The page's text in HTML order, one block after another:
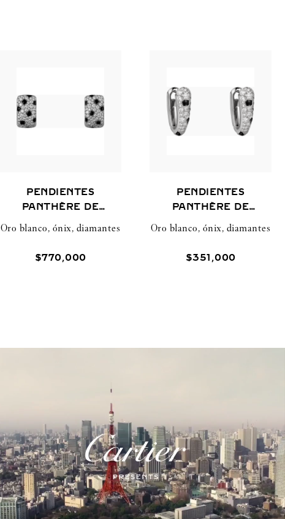
PENDIENTES
PANTHÈRE DE
CARTIER
Oro blanco, ónix, diamantes
$770,000
PENDIENTES
PANTHÈRE DE
CARTIER
Oro blanco, ónix, diamantes
$351 ,000